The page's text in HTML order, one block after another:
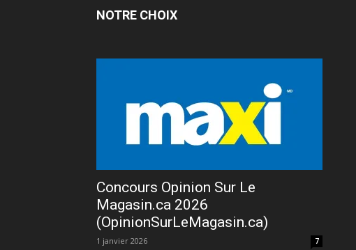
NOTRE CHOIX
Concours Opinion Sur Le
Magasin.ca 2026
(OpinionSurLeMagasin.ca)
1 janvier 2026 7